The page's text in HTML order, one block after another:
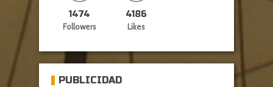
1474
Followers
4186
Likes
PUBLICIDAD